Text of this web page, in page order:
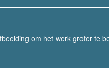
om het werk groter te